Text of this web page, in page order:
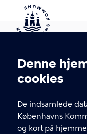
Denne
cookies
De indsamlede
Københavns
og kort på
Kontakt
T
fFind andre
CVR-nummer